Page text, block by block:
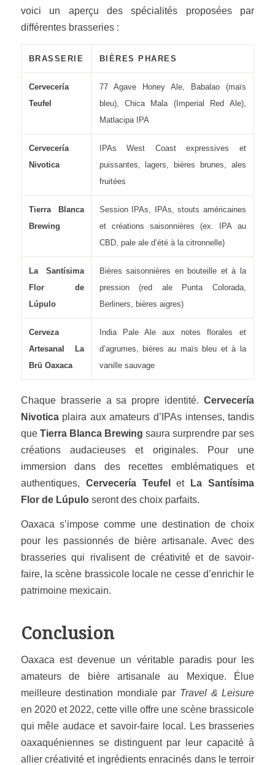
voici un aperçu des spécialités proposées par
différentes brasseries :
BRASSERIE BIÈRES PHARES
Cervecería
Teufel
77 Agave Honey Ale, Babalao (maïs
bleu), Chica Mala (Imperial Red Ale),
Matlacipa IPA
Cervecería
Nivotica
IPAs West Coast expressives et
puissantes, lagers, bières brunes, ales
fruitées
Tierra Blanca
Brewing
Session IPAs, IPAs, stouts américaines
et créations saisonnières (ex. IPA au
CBD, pale ale d’été à la citronnelle)
La Santísima
Flor de
Lúpulo
Bières saisonnières en bouteille et à la
pression (red ale Punta Colorada,
Berliners, bières aigres)
Cerveza
Artesanal La
Brü Oaxaca
India Pale Ale aux notes florales et
d’agrumes, bières au maïs bleu et à la
vanille sauvage
Chaque brasserie a sa propre identité.Cervecería
Nivotica plaira aux amateurs d’IPAs intenses, tandis
que Tierra Blanca Brewing saura surprendre par ses
créations audacieuses et originales. Pour une
immersion dans des recettes emblématiques et
authentiques, Cervecería Teufelet La Santísima
Flor de Lúpuloseront des choix parfaits.
Oaxaca s’impose comme une destination de choix
pour les passionnés de bière artisanale. Avec des
brasseries qui rivalisent de créativité et de savoir-
faire, la scène brassicole locale ne cesse d’enrichir le
patrimoine mexicain.
Conclusion
Oaxaca est devenue un véritable paradis pour les
amateurs de bière artisanale au Mexique. Élue
meilleure destination mondiale par Travel & Leisure
en 2020 et 2022, cette ville offre une scène brassicole
qui mêle audace et savoir-faire local. Les brasseries
oaxaquéniennes se distinguent par leur capacité à
allier créativité et ingrédients enracinés dans le terroir